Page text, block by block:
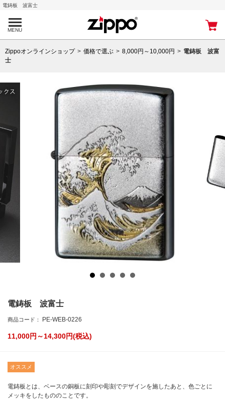
電鋳板 波富士
MENU
Zippoオンラインショップ 価格で選ぶ 8,000円～10,000円
電鋳板 波富
士
電鋳板 波富士
商品コード： PE-WEB-0226
11,000円～14,300円(税込)
オススメ
電鋳板とは、ベースの銅板に刻印や彫刻でデザインを施したあと、色ごとに
メッキをしたもののことです。